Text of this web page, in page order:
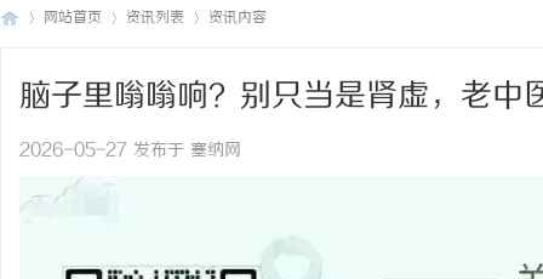
网站首页 资讯列表 资讯内容
脑子里嗡嗡响？别只当是肾虚，老
2026-05-27 发布于 塞纳网